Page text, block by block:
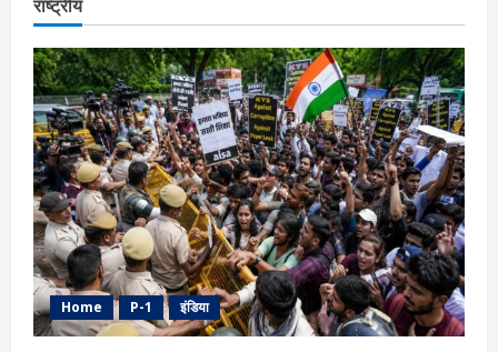
Home P-1 इंडिया